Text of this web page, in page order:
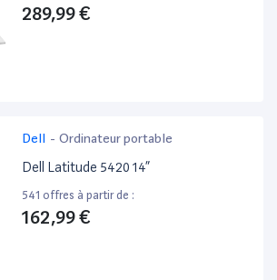
289,99 €
Dell - Ordinateur portable
Dell Latitude 5420 14”
541 offres à partir de :
162,99 €